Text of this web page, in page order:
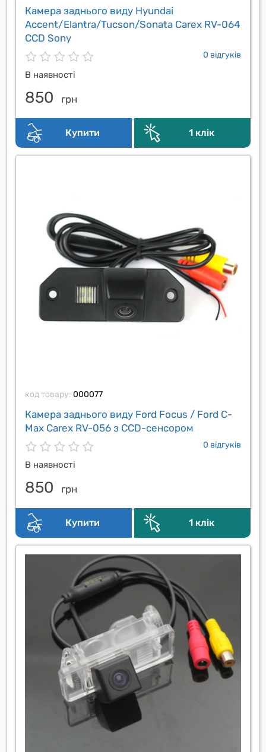
Камера заднього виду Hyundai
Accent/Elantra/Tucson/Sonata Carex RV-064
CCD Sony
0 відгуків
В наявності
850 грн
Купити 1 клік
код товару: 000077
Камера заднього виду Ford Focus / Ford C-
Max Carex RV-056 з CCD-сенсором
0 відгуків
В наявності
850 грн
Купити 1 клік